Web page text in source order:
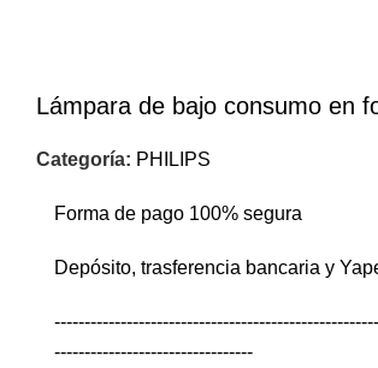
Lámpara de bajo consumo en
Categoría: PHILIPS
Forma de pago 100% segura
Depósito, trasferencia bancaria y
---------------------------------